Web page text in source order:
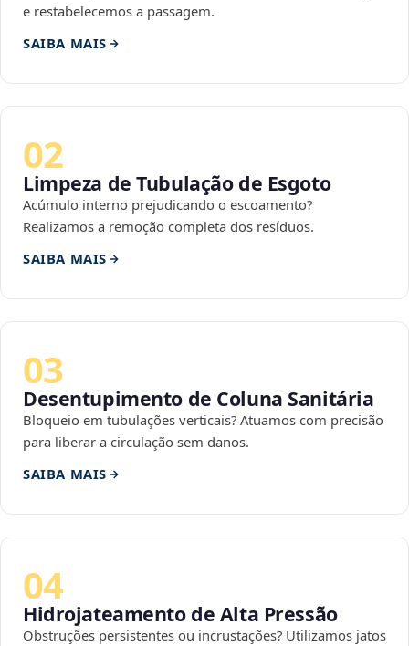
e restabelecemos a passagem.
SAIBA MAIS
02
Limpeza de Tubulação de Esgoto
Acúmulo interno prejudicando o escoamento?
Realizamos a remoção completa dos resíduos.
SAIBA MAIS
03
Desentupimento de Coluna Sanitária
Bloqueio em tubulações verticais? Atuamos com precisão
para liberar a circulação sem danos.
SAIBA MAIS
04
Hidrojateamento de Alta Pressão
Obstruções persistentes ou incrustações? Utilizamos jatos